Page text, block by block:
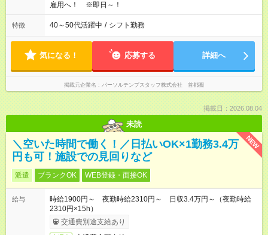
雇用へ！ ※即日～！
特徴 40～50代活躍中 / シフト勤務
気になる！ 応募する 詳細へ
掲載元企業名 パーソルテンプスタッフ株式会社 首都圏
掲載日：2026.08.04
未読
NEW
＼空いた時間で働く！／日払いOK×1勤務3.4万
円も可！施設での見回りなど
派遣 ブランクOK WEB登録・面接OK
給与
時給1900円～ 夜勤時給2310円～ 日収3.4万円～（夜勤時給
2310円×15h）
交通費別途支給あり